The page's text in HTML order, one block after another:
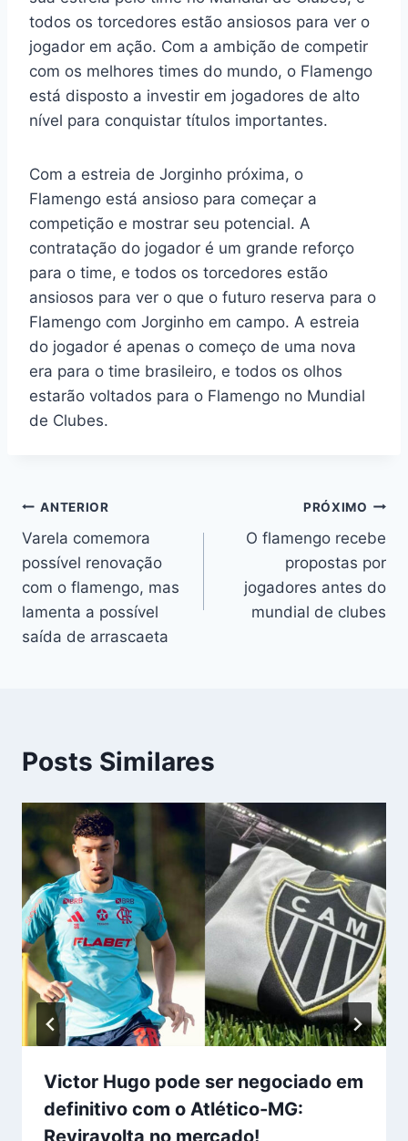
todos os torcedores estão ansiosos para ver o
jogador em ação. Com a ambição de competir
com os melhores times do mundo, o Flamengo
está disposto a investir em jogadores de alto
nível para conquistar títulos importantes.
Com a estreia de Jorginho próxima, o
Flamengo está ansioso para começar a
competição e mostrar seu potencial. A
contratação do jogador é um grande reforço
para o time, e todos os torcedores estão
ansiosos para ver o que o futuro reserva para o
Flamengo com Jorginho em campo. A estreia
do jogador é apenas o começo de uma nova
era para o time brasileiro, e todos os olhos
estarão voltados para o Flamengo no Mundial
de Clubes.
Navegação
de
Post
ANTERIOR
Varela comemora
possível renovação
com o flamengo, mas
lamenta a possível
saída de arrascaeta
PRÓXIMO
O flamengo recebe
propostas por
jogadores antes do
mundial de clubes
Posts Similares
Victor Hugo pode ser negociado em
definitivo com o Atlético-MG:
Reviravolta no mercado!